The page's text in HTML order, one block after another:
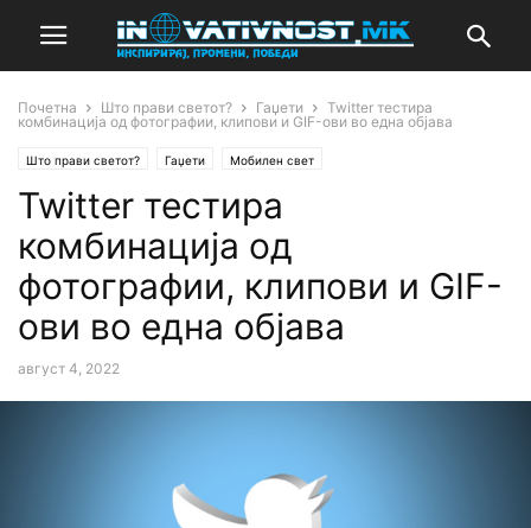
Почетна Што прави светот? Гаџети
Twitter тестира
комбинација од фотографии, клипови и GIF-ови во една објава
Што прави светот? Гаџети Мобилен свет
Twitter тестира
комбинација од
фотографии, клипови и GIF-
ови во една објава
август 4, 2022